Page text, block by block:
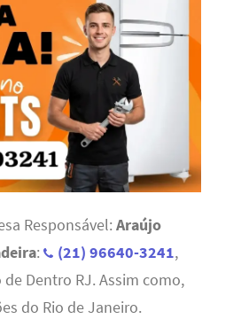
Responsável: Araújo
: (21) 96640-3241,
Dentro RJ. Assim como,
do Rio de Janeiro.